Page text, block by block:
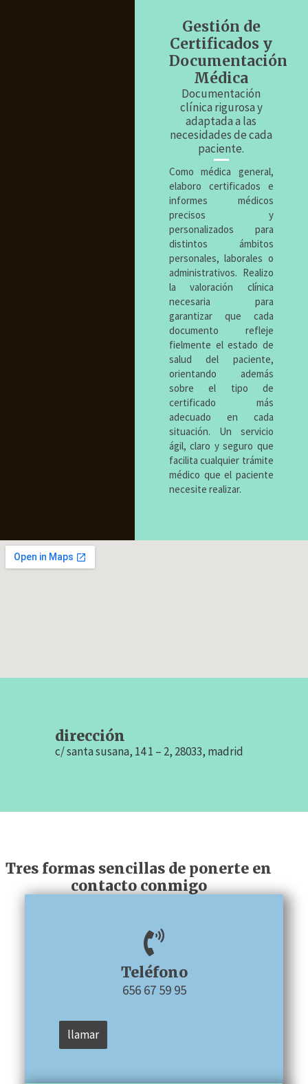
Gestión de
Certificados y
Documentación
Médica
Documentación
clínica rigurosa y
adaptada a las
necesidades de cada
paciente.
Como médica general,
elaboro certificados e
informes médicos
precisos y
personalizados para
distintos ámbitos
personales, laborales o
administrativos. Realizo
la valoración clínica
necesaria para
garantizar que cada
documento refleje
fielmente el estado de
salud del paciente,
orientando además
sobre el tipo de
certificado más
adecuado en cada
situación. Un servicio
ágil, claro y seguro que
facilita cualquier trámite
médico que el paciente
necesite realizar.
dirección
c/ santa susana, 14 1 – 2, 28033, madrid
Tres formas sencillas de ponerte en
contacto conmigo
Teléfono
656 67 59 95
llamar